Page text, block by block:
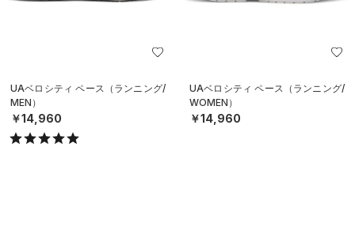
UAベロシティ ペース（ランニング/
MEN）
￥14,960
UAベロシティ ペース（ランニング/
WOMEN）
￥14,960